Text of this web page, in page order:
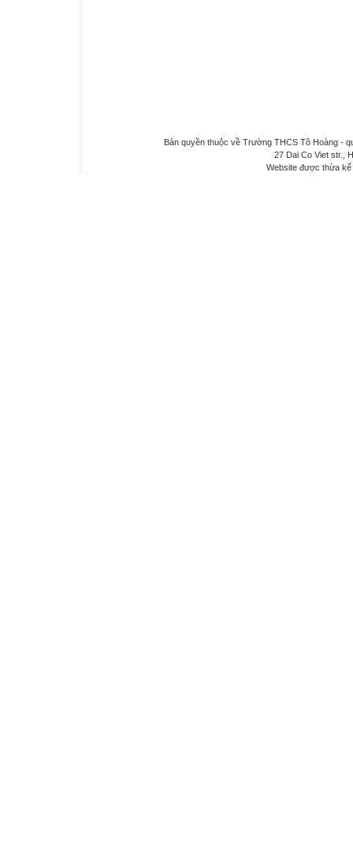
Bản quyền thuộc về Trường THCS Tô Hoàng -
27 Dai Co Viet str.,
Website được thừa